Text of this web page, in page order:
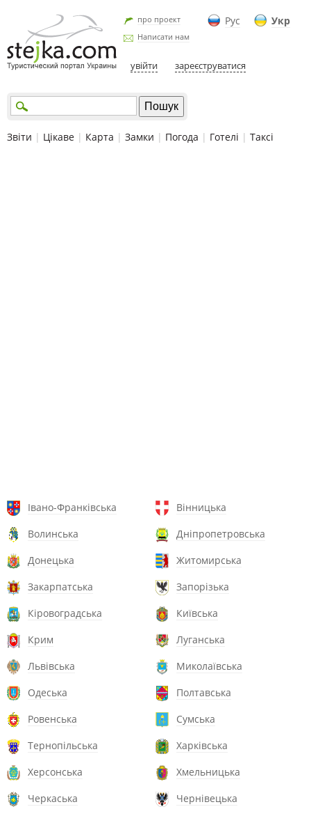
Рус Укр
про проект
Написати нам
увійти зареєструватися
Звіти | Цікаве | Карта | Замки | Погода | Готелі | Таксі
Івано-Франківська
Вінницька
Волинська
Дніпропетровська
Донецька
Житомирська
Закарпатська
Запорізька
Кіровоградська
Київська
Крим
Луганська
Львівська
Миколаївська
Одеська
Полтавська
Ровенська
Сумська
Тернопільська
Харківська
Херсонська
Хмельницька
Черкаська
Чернівецька